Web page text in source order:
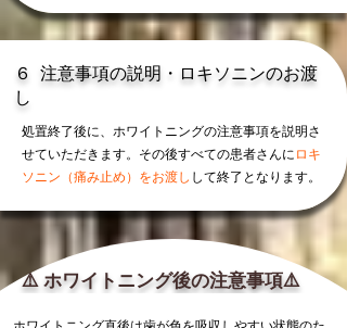
​６ 注意事項の説明・ロキソニンのお渡
し
処置終了後に、ホワイトニングの注意事項を説明さ
せていただきます。その後すべての患者さんに ロキ
ソニン（痛み止め）をお渡し して終了となります。
⚠️ ホワイトニング後の注意事項⚠️